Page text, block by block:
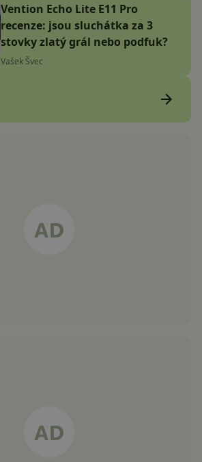
Vention Echo Lite E11 Pro
recenze: jsou sluchátka za 3
stovky zlatý grál nebo podfuk?
Vašek Švec